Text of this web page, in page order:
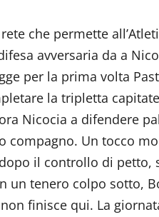
che permette
avversaria da a
per la prima volta
la tripletta
Nicocia a difendere
compagno. Un tocco
il controllo di petto,
un tenero colpo sotto,
finisce qui. La